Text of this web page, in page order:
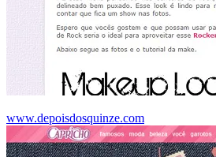
www.depoisdosquinze.com